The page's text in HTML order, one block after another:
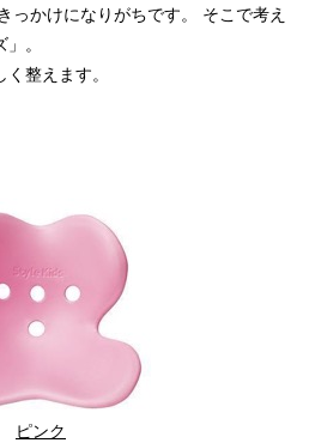
っかけになりがちです。 そこで考え
。
整えます。
ピンク